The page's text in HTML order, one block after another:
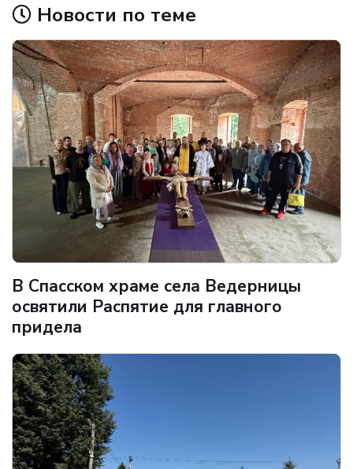
Новости по теме
В Спасском храме села Ведерницы
освятили Распятие для главного
придела